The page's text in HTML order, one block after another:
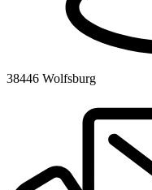
38446 Wolfsburg